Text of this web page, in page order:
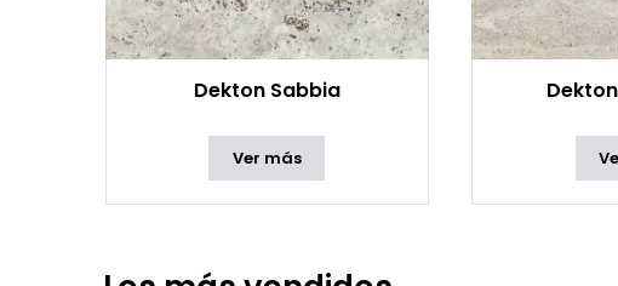
Dekton Sabbia
Ver más